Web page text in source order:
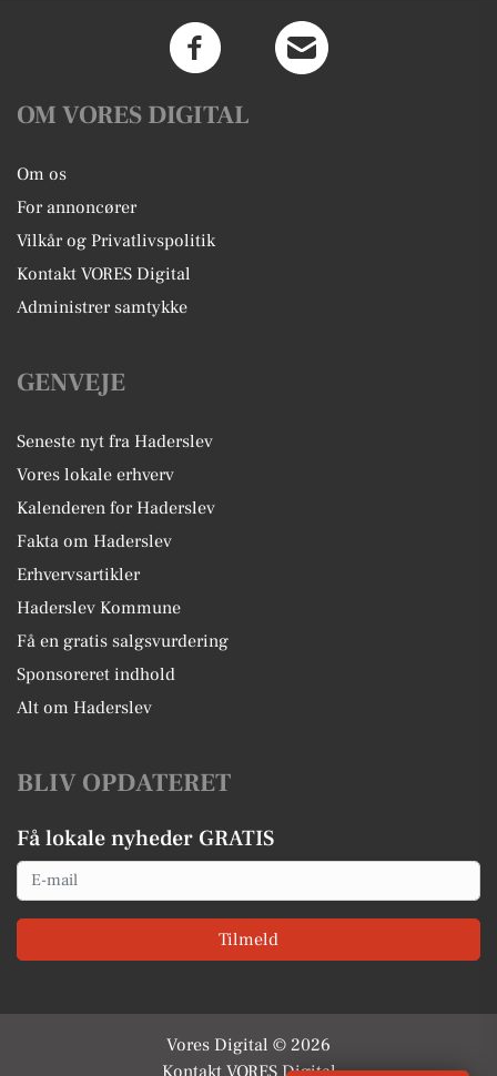
OM VORES DIGITAL
Om os
For annoncører
Vilkår og Privatlivspolitik
Kontakt VORES Digital
Administrer samtykke
GENVEJE
Seneste nyt fra Haderslev
Vores lokale erhverv
Kalenderen for Haderslev
Fakta om Haderslev
Erhvervsartikler
Haderslev Kommune
Få en gratis salgsvurdering
Sponsoreret indhold
Alt om Haderslev
BLIV OPDATERET
Få lokale nyheder GRATIS
Email
Tilmeld
Vores Digital © 2026
Kontakt VORES Digital